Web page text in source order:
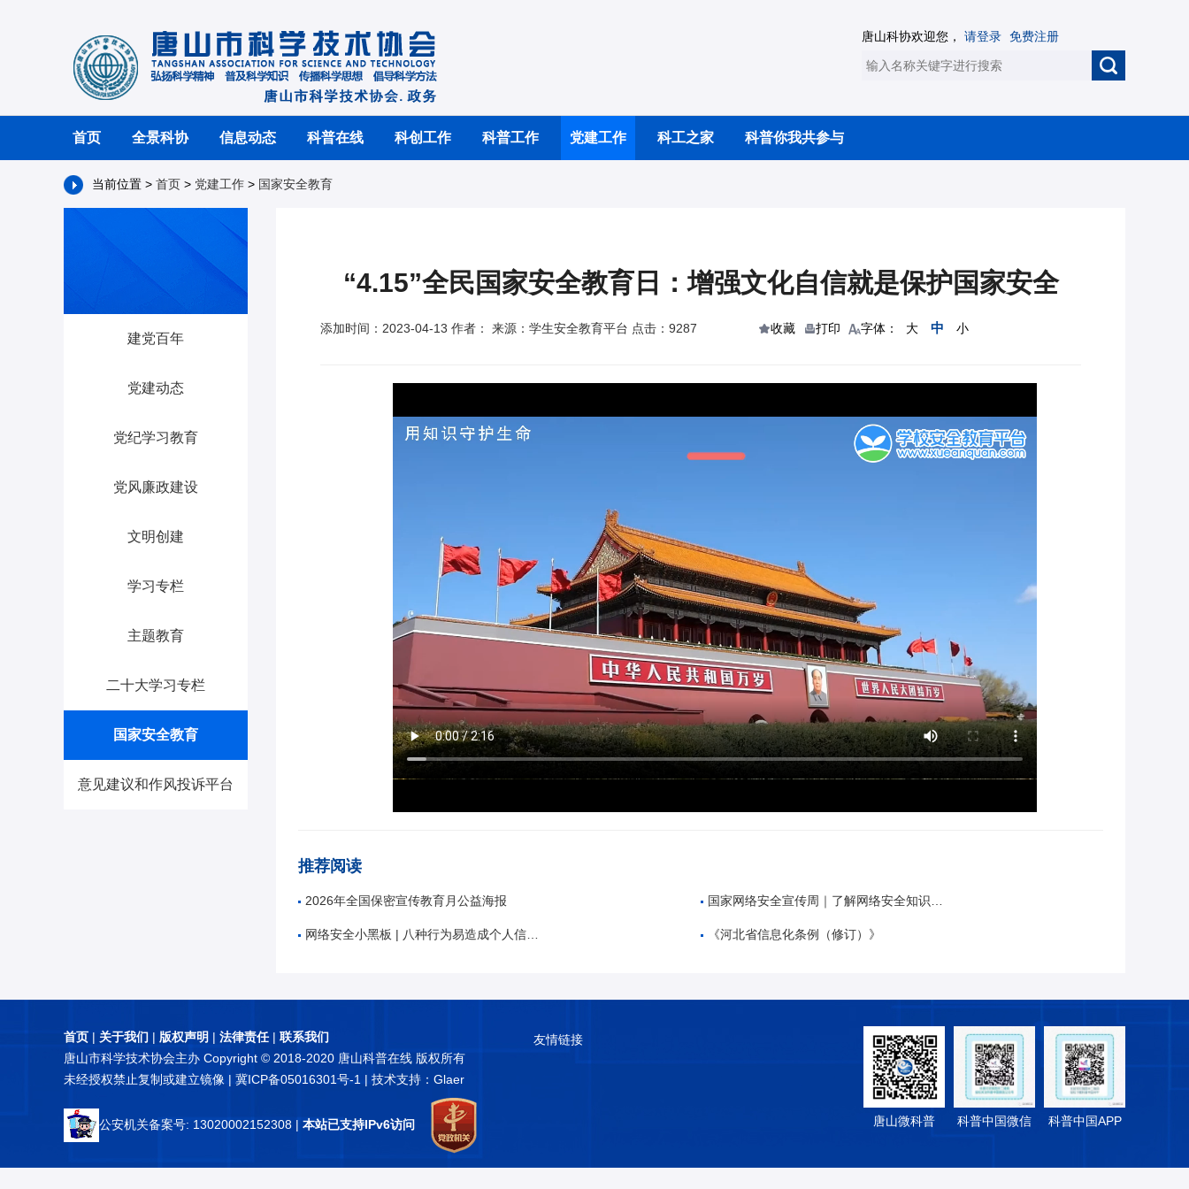
唐山科协欢迎您， 请登录 免费注册
首页 全景科协 信息动态 科普在线 科创工作 科普工作 党建工作 科工之家 科普你我共参与
当前位置 > 首页 > 党建工作 > 国家安全教育
建党百年
党建动态
党纪学习教育
党风廉政建设
文明创建
学习专栏
主题教育
二十大学习专栏
国家安全教育
意见建议和作风投诉平台
“4.15”全民国家安全教育日：增强文化自信就是保护国家安全
添加时间：2023-04-13 作者： 来源：学生安全教育平台 点击：9287 收藏 打印 字体： 大 中 小
推荐阅读
2026年全国保密宣传教育月公益海报 国家网络安全宣传周｜了解网络安全知识，这组海报值得收藏
网络安全小黑板 | 八种行为易造成个人信息泄漏 《河北省信息化条例（修订）》
首页 | 关于我们 | 版权声明 | 法律责任| 联系我们
唐山市科学技术协会主办 Copyright © 2018-2020 唐山科普在线 版权所有
未经授权禁止复制或建立镜像 | 冀ICP备05016301号-1 | 技术支持：Glaer
公安机关备案号: 13020002152308 | 本站已支持IPv6访问
友情链接
唐山微科普 科普中国微信 科普中国APP